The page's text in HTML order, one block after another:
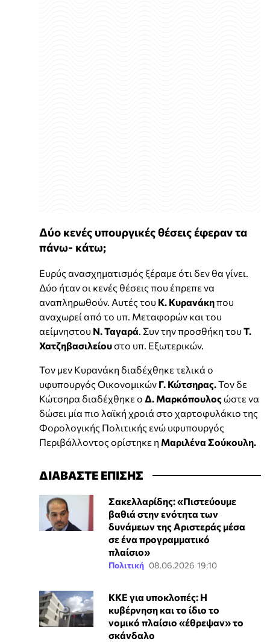
Δύο κενές υπουργικές θέσεις έφεραν τα
πάνω- κάτω;
Ευρύς ανασχηματισμός ξέραμε ότι δεν θα γίνει.
Δύο ήταν οι κενές θέσεις που έπρεπε να
αναπληρωθούν. Αυτές του Κ. Κυρανάκηπου
αναχωρεί από το υπ. Μεταφορών και του
αείμνηστου Ν. Ταγαρά. Συν την προσθήκη τουΤ.
Χατζηβασιλείουστο υπ. Εξωτερικών.
Τον μεν Κυρανάκη διαδέχθηκε τελικά ο
υφυπουργός Οικονομικών Γ. Κώτσηρας.Τον δε
Κώτσηρα διαδέχθηκε ο Δ. Μαρκόπουλοςώστε να
δώσει μία πιο λαϊκή χροιά στο χαρτοφυλάκιο της
Φορολογικής Πολιτικής ενώ υφυπουργός
Περιβάλλοντος ορίστηκε η Μαριλένα Σούκουλη.
ΔΙΑΒΑΣΤΕ ΕΠΙΣΗΣ
Σακελλαρίδης: «Πιστεύουμε
βαθιά στην ενότητα των
δυνάμεων της Αριστεράς μέσα
σε ένα προγραμματικό
πλαίσιο»
Πολιτική 08.06.2026 19:10
ΚΚΕ για υποκλοπές: Η
κυβέρνηση και το ίδιο το
νομικό πλαίσιο «έθρεψαν» το
σκάνδαλο